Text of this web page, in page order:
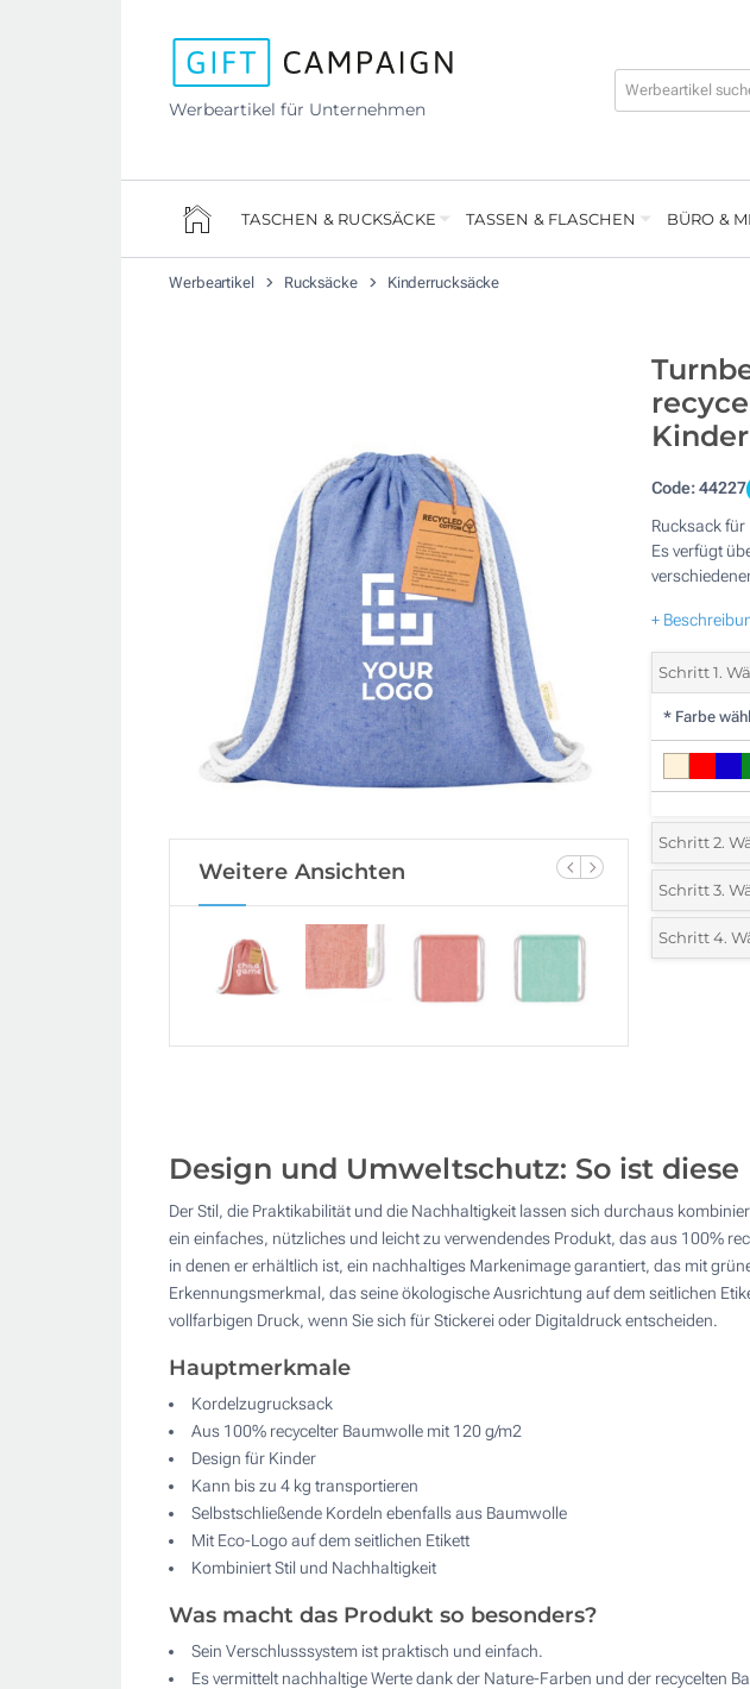
Werbeartikel für Unternehmen
TASCHEN & RUCKSÄCKE TASSEN & FLASCHEN BÜRO &
Werbeartikel Rucksäcke Kinderrucksäcke
Weitere Ansichten
Kinder
Code:44227
Rucksack
Es verfügt
+
Schritt 1.
* Farbe
Schritt 2.
*Wählen
1 Farbig
Digitaler
Ohne
Schritt 3.
*Bitte
750
1500
Schritt 4.
Design und Umweltschutz: So ist diese
Der Stil, die Praktikabilität und die Nachhaltigkeit lassen sich durchaus
ein einfaches, nützliches und leicht zu verwendendes Produkt, das aus 100%
in denen er erhältlich ist, ein nachhaltiges Markenimage garantiert, das mit
Erkennungsmerkmal, das seine ökologische Ausrichtung auf dem seitlichen
vollfarbigen Druck, wenn Sie sich für Stickerei oder Digitaldruck entscheiden.
Hauptmerkmale
Kordelzugrucksack
Aus 100% recycelter Baumwolle mit 120 g/m2
Design für Kinder
Kann bis zu 4 kg transportieren
Selbstschließende Kordeln ebenfalls aus Baumwolle
Mit Eco-Logo auf dem seitlichen Etikett
Kombiniert Stil und Nachhaltigkeit
Was macht das Produkt so besonders?
Sein Verschlusssystem ist praktisch und einfach.
Es vermittelt nachhaltige Werte dank der Nature-Farben und der recycelten